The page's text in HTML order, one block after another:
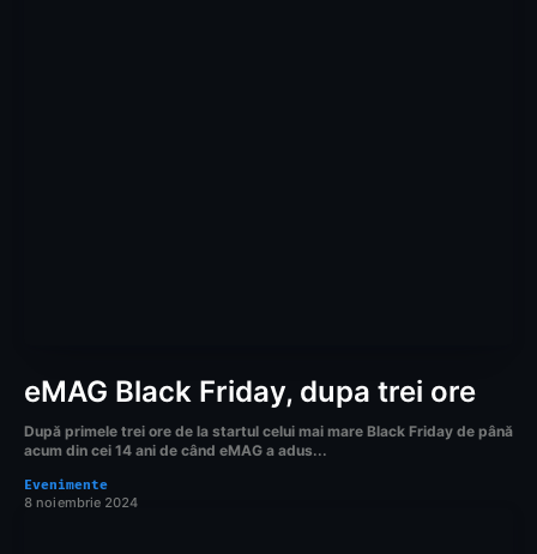
eMAG Black Friday, dupa trei ore
După primele trei ore de la startul celui mai mare Black Friday de până
acum din cei 14 ani de când eMAG a adus...
Evenimente
8 noiembrie 2024